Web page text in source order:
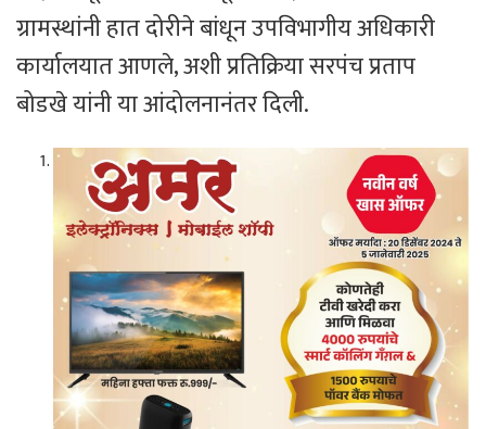
ग्रामस्थांनी हात दोरीने बांधून उपविभागीय अधिकारी
कार्यालयात आणले, अशी प्रतिक्रिया सरपंच प्रताप
बोडखे यांनी या आंदोलनानंतर दिली.